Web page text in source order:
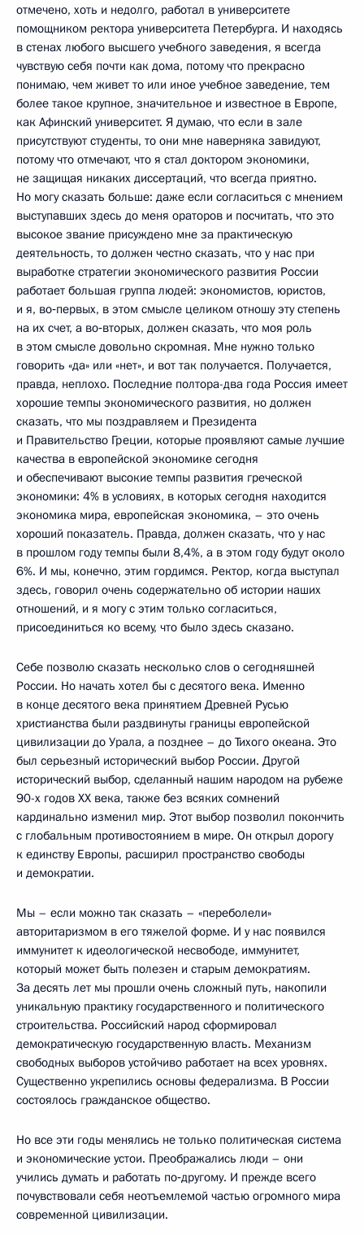
отмечено, хоть и недолго, работал в университете
помощником ректора университета Петербурга. И находясь
в стенах любого высшего учебного заведения, я всегда
чувствую себя почти как дома, потому что прекрасно
понимаю, чем живет то или иное учебное заведение, тем
более такое крупное, значительное и известное в Европе,
как Афинский университет. Я думаю, что если в зале
присутствуют студенты, то они мне наверняка завидуют,
потому что отмечают, что я стал доктором экономики,
не защищая никаких диссертаций, что всегда приятно.
Но могу сказать больше: даже если согласиться с мнением
выступавших здесь до меня ораторов и посчитать, что это
высокое звание присуждено мне за практическую
деятельность, то должен честно сказать, что у нас при
выработке стратегии экономического развития России
работает большая группа людей: экономистов, юристов,
и я, во‑первых, в этом смысле целиком отношу эту степень
на их счет, а во‑вторых, должен сказать, что моя роль
в этом смысле довольно скромная. Мне нужно только
говорить «да» или «нет», и вот так получается. Получается,
правда, неплохо. Последние полтора-два года Россия имеет
хорошие темпы экономического развития, но должен
сказать, что мы поздравляем и Президента
и Правительство Греции, которые проявляют самые лучшие
качества в европейской экономике сегодня
и обеспечивают высокие темпы развития греческой
экономики: 4% в условиях, в которых сегодня находится
экономика мира, европейская экономика, – это очень
хороший показатель. Правда, должен сказать, что у нас
в прошлом году темпы были 8,4%, а в этом году будут около
6%. И мы, конечно, этим гордимся. Ректор, когда выступал
здесь, говорил очень содержательно об истории наших
отношений, и я могу с этим только согласиться,
присоединиться ко всему, что было здесь сказано.
Себе позволю сказать несколько слов о сегодняшней
России. Но начать хотел бы с десятого века. Именно
в конце десятого века принятием Древней Русью
христианства были раздвинуты границы европейской
цивилизации до Урала, а позднее – до Тихого океана. Это
был серьезный исторический выбор России. Другой
исторический выбор, сделанный нашим народом на рубеже
90-х годов ХХ века, также без всяких сомнений
кардинально изменил мир. Этот выбор позволил покончить
с глобальным противостоянием в мире. Он открыл дорогу
к единству Европы, расширил пространство свободы
и демократии.
Мы – если можно так сказать – «переболели»
авторитаризмом в его тяжелой форме. И у нас появился
иммунитет к идеологической несвободе, иммунитет,
который может быть полезен и старым демократиям.
За десять лет мы прошли очень сложный путь, накопили
уникальную практику государственного и политического
строительства. Российский народ сформировал
демократическую государственную власть. Механизм
свободных выборов устойчиво работает на всех уровнях.
Существенно укрепились основы федерализма. В России
состоялось гражданское общество.
Но все эти годы менялись не только политическая система
и экономические устои. Преображались люди – они
учились думать и работать по‑другому. И прежде всего
почувствовали себя неотъемлемой частью огромного мира
современной цивилизации.